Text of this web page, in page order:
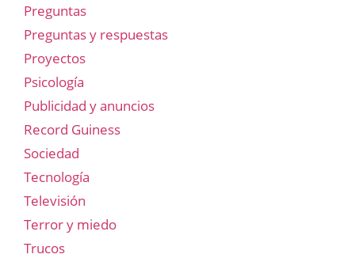
Preguntas
Preguntas y respuestas
Proyectos
Psicología
Publicidad y anuncios
Record Guiness
Sociedad
Tecnología
Televisión
Terror y miedo
Trucos